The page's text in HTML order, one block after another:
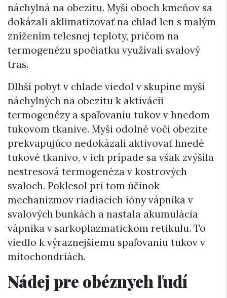
náchylná na obezitu. Myši oboch kmeňov sa
dokázali aklimatizovať na chlad len s malým
znížením telesnej teploty, pričom na
termogenézu spočiatku využívali svalový
tras.
Dlhší pobyt v chlade viedol v skupine myší
náchylných na obezitu k aktivácii
termogenézy a spaľovaniu tukov v hnedom
tukovom tkanive. Myši odolné voči obezite
prekvapujúco nedokázali aktivovať hnedé
tukové tkanivo, v ich prípade sa však zvýšila
nestresová termogenéza v kostrových
svaloch. Poklesol pri tom účinok
mechanizmov riadiacich ióny vápnika v
svalových bunkách a nastala akumulácia
vápnika v sarkoplazmatickom retikulu. To
viedlo k výraznejšiemu spaľovaniu tukov v
mitochondriách.
Nádej pre obéznych ľudí